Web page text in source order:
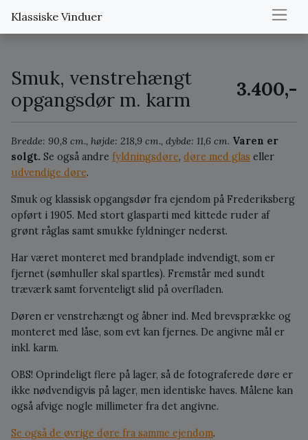
Klassiske Vinduer
Smuk, venstrehængt
opgangsdør m. karm
3.400,-
Bredde: 90,8 cm., højde: 218,9 cm., dybde: 11,6 cm. Varen er
solgt. Se også andre fyldningsdøre, døre med glas eller
udvendige døre.
Smuk og klassisk opgangsdør fra ejendom på Frederiksberg
opført i 1905. Med stort glasparti med kittede ruder af
grønt råglas samt smukke fyldninger nederst.
Har været monteret med brandplade indvendigt, som er
fjernet (sømhuller skal spartles). Fremstår med sundt
træværk samt forventeligt slid på overfladen.
Døren er venstrehængt og åbner ind. Med brevsprække og
monteret med låse, som evt kan fjernes. De angivne mål er
inkl. karm.
OBS! Oprindeligt flere på lager, så de fotograferede døre er
ikke nødvendigvis på lager, men identiske haves. Målene kan
også afvige nogle millimeter fra det angivne.
Se også de øvrige døre fra samme ejendom.